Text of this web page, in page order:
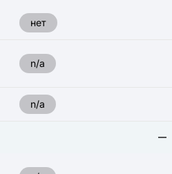
нет
n/a
n/a